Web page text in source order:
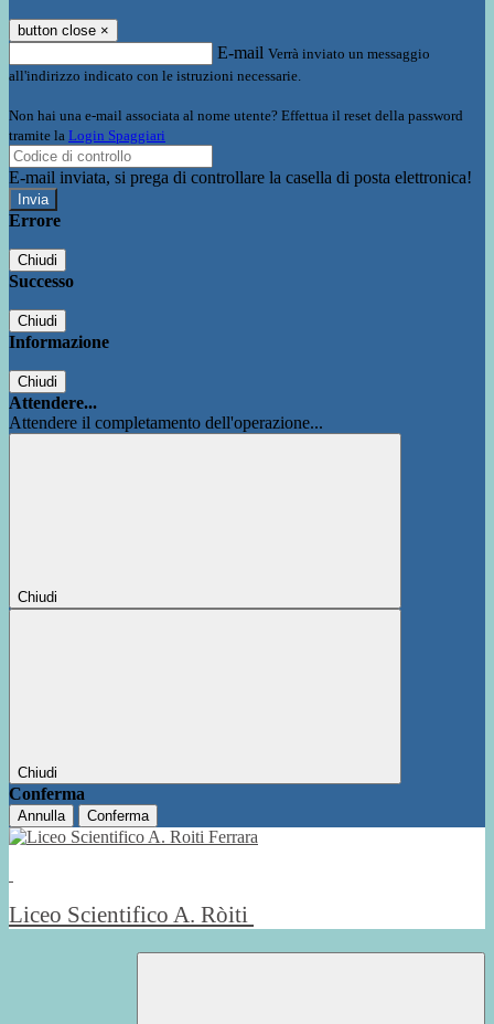
button close ×
E-mail Verrà inviato un messaggio
all'indirizzo indicato con le istruzioni necessarie.
Non hai una e-mail associata al nome utente? Effettua il reset della password
tramite la Login Spaggiari
E-mail inviata, si prega di controllare la casella di posta elettronica!
Errore
Chiudi
Successo
Chiudi
Informazione
Chiudi
Attendere...
Attendere il completamento dell'operazione...
Chiudi
Chiudi
Conferma
Annulla Conferma
Liceo Scientifico A. Ròiti